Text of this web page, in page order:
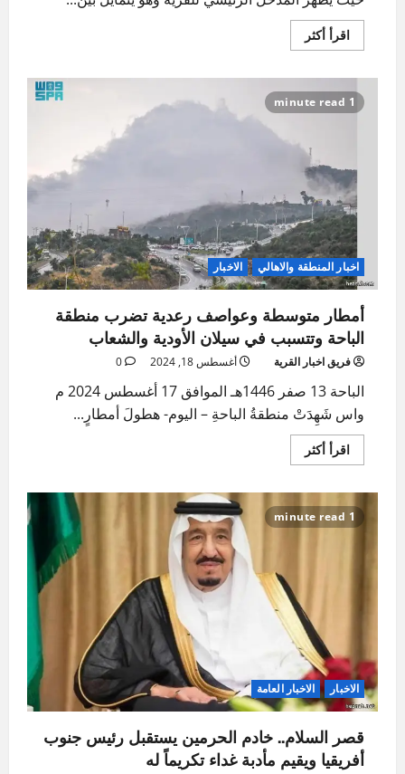
حزنة
يتألق
اقرأ أكثر
المزيد
بلجرشي
المتألقة
الشموخ
1 minute read
اخبار المنطقة والاهالي الاخبار
أمطار متوسطة وعواصف رعدية تضرب منطقة
الباحة وتتسبب في سيلان الأودية والشعاب
فريق اخبار القرية أغسطس 18, 2024 0
الباحة 13 صفر 1446هـ الموافق 17 أغسطس 2024 م
واس شَهِدَتْ منطقةُ الباحةِ – اليوم- هطولَ أمطارٍ...
اقرأ أكثر
المزيد
وعواصف
رعدية
وتتسبب
في
سيلان
الأودية
والشعاب
1 minute read
الاخبار الاخبار العامة
قصر السلام.. خادم الحرمين يستقبل رئيس جنوب
أفريقيا ويقيم مأدبة غداء تكريماً له